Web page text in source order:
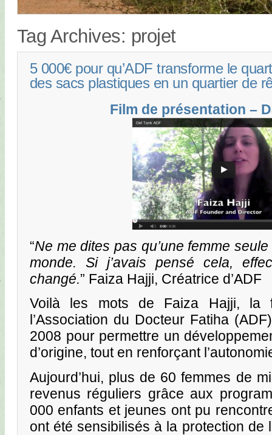
Tag Archives: projet
5 000€ pour qu’ADF transforme le
des sacs plastiques en un quartier de
Film de présentation –
“Ne me dites pas qu’une femme
monde. Si j’avais pensé cela,
changé.” Faiza Hajji, Créatrice d’ADF
Voilà les mots de Faiza Hajji, la
l’Association du Docteur Fatiha
2008 pour permettre un
d’origine, tout en renforçant
Aujourd’hui, plus de 60 femmes de
revenus réguliers grâce aux
000 enfants et jeunes ont pu
ont été sensibilisés à la protection de